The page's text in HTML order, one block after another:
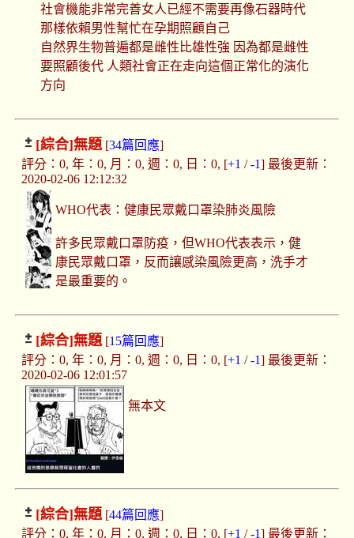
社會機能非常完善女人已經不需要再像石器時代
那樣依賴男性幫忙在孕期照顧自己
自然界生物普遍都是雌性比雄性強 因為都是雌性
要照顧後代 人類社會正在走向這個正常化的演化
方向
[綜合]無題[34篇回應]
評分：0, 年：0, 月：0, 週：0, 日：0, [+1 /-1] 最後更新：
2020-02-06 12:12:32
WHO代表：健康民眾戴口罩染肺炎風險
許多民眾戴口罩防疫，但WHO代表表示，健
康民眾戴口罩，反而讓感染風險更高，洗手才
是最重要的。
[綜合]無題[15篇回應]
評分：0, 年：0, 月：0, 週：0, 日：0, [+1 /-1] 最後更新：
2020-02-06 12:01:57
無本文
[綜合]無題[44篇回應]
評分：0, 年：0, 月：0, 週：0, 日：0, [+1 /-1] 最後更新：